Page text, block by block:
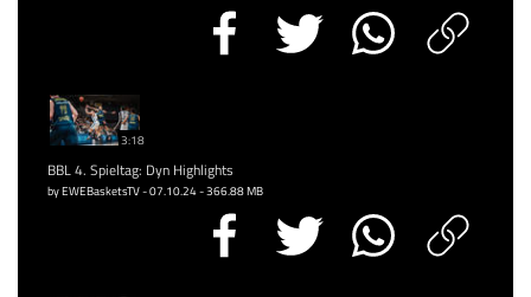
3:18
BBL 4. Spieltag: Dyn Highlights
by EWEBasketsTV - 07.10.24 - 366.88 MB